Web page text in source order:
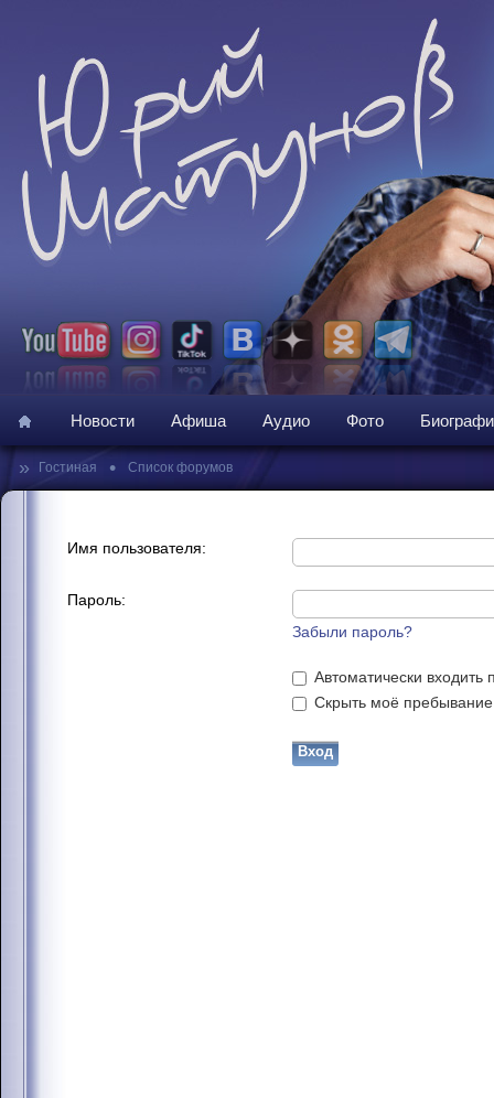
Новости Афиша Аудио Фото
» Гостиная • Список форумов
Имя пользователя:
Пароль:
Забыли пароль?
Автоматически
Скрыть моё пребывание